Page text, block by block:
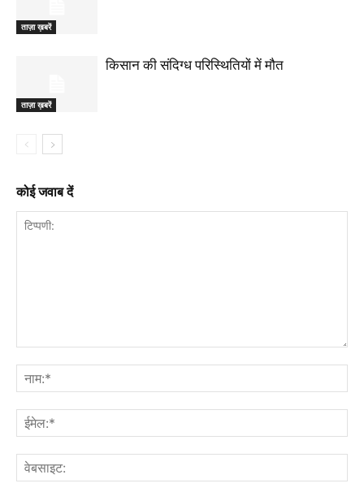
ताज़ा ख़बरें
ताज़ा ख़बरें
किसान की संदिग्ध परिस्थितियों में मौत
कोई जवाब दें